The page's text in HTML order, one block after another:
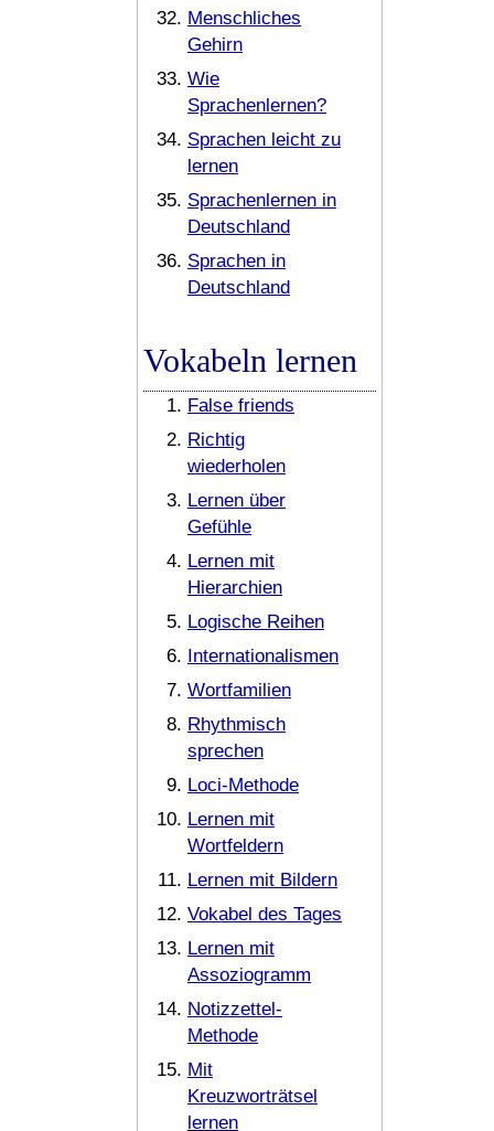
Menschliches
Gehirn
Wie
Sprachenlernen?
Sprachen leicht zu
lernen
Sprachenlernen in
Deutschland
Sprachen in
Deutschland
Vokabeln lernen
False friends
Richtig
wiederholen
Lernen über
Gefühle
Lernen mit
Hierarchien
Logische Reihen
Internationalismen
Wortfamilien
Rhythmisch
sprechen
Loci-Methode
Lernen mit
Wortfeldern
Lernen mit Bildern
Vokabel des Tages
Lernen mit
Assoziogramm
Notizzettel-
Methode
Mit
Kreuzworträtsel
lernen